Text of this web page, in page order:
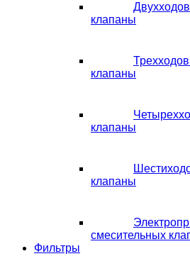
клапаны
клапаны
клапаны
клапаны
смесительных
Фильтры